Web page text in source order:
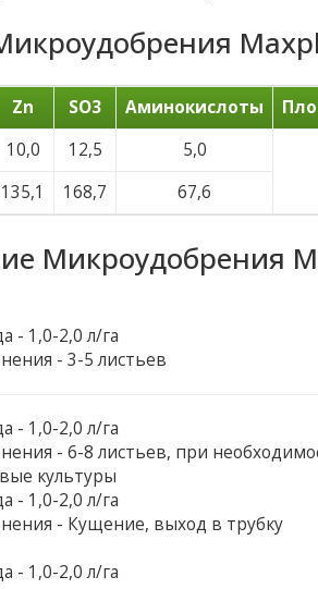
Zn SO3 Аминокислоты
10,0 12,5
5,0
135,1 168,7 67,6
Микроудобрения
- 1,0-2,0 л/га
- 3-5 листьев
- 1,0-2,0 л/га
- 6-8 листьев, при
культуры
- 1,0-2,0 л/га
- Кущение, выход в трубку
- 1,0-2,0 л/га